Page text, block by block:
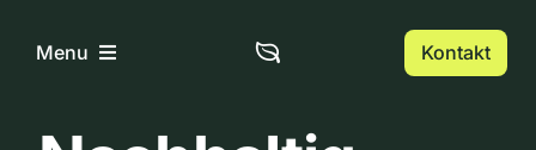
InhaltMenu
Home
Kontakt